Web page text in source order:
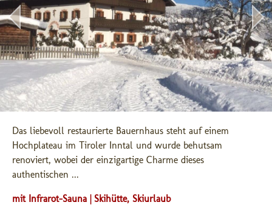
Das liebevoll restaurierte Bauernhaus steht auf einem
Hochplateau im Tiroler Inntal und wurde behutsam
renoviert, wobei der einzigartige Charme dieses
authentischen ...
mit Infrarot-Sauna | Skihütte, Skiurlaub